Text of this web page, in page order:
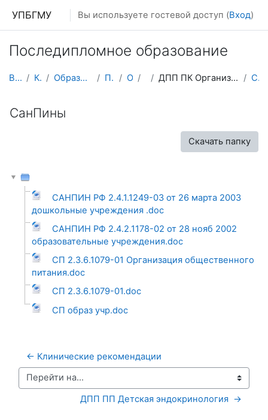
УПБГМУ Вы используете гостевой доступ (Вход)
Последипломное образование
В начало Кафедры Образование 2025-2026 уч.год Педиатрии О курсе ИПО ДПП ПК Организация медицинской помощи несовершенно... СанПины
СанПины
Скачать папку
САНПИН РФ 2.4.1.1249-03 от 26 марта 2003
дошкольные учреждения .doc
САНПИН РФ 2.4.2.1178-02 от 28 нояб 2002
образовательные учреждения.doc
СП 2.3.6.1079-01 Организация общественного
питания.doc
СП 2.3.6.1079-01.doc
СП образ учр.doc
← Клинические рекомендации
Перейти на...
ДПП ПП Детская эндокринология  →